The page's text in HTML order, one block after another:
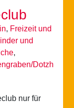
, Freizeit und
und
,
Dotzh
nur für